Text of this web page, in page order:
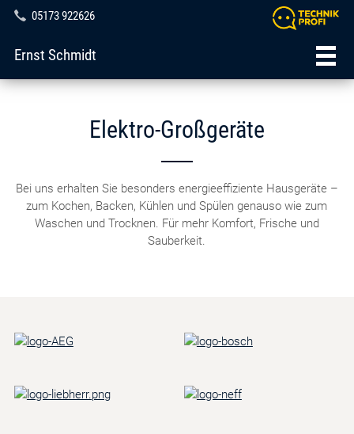
05173 922626
Ernst Schmidt
Elektro-Großgeräte
Bei uns erhalten Sie besonders energieeffiziente Hausgeräte –
zum Kochen, Backen, Kühlen und Spülen genauso wie zum
Waschen und Trocknen. Für mehr Komfort, Frische und
Sauberkeit.